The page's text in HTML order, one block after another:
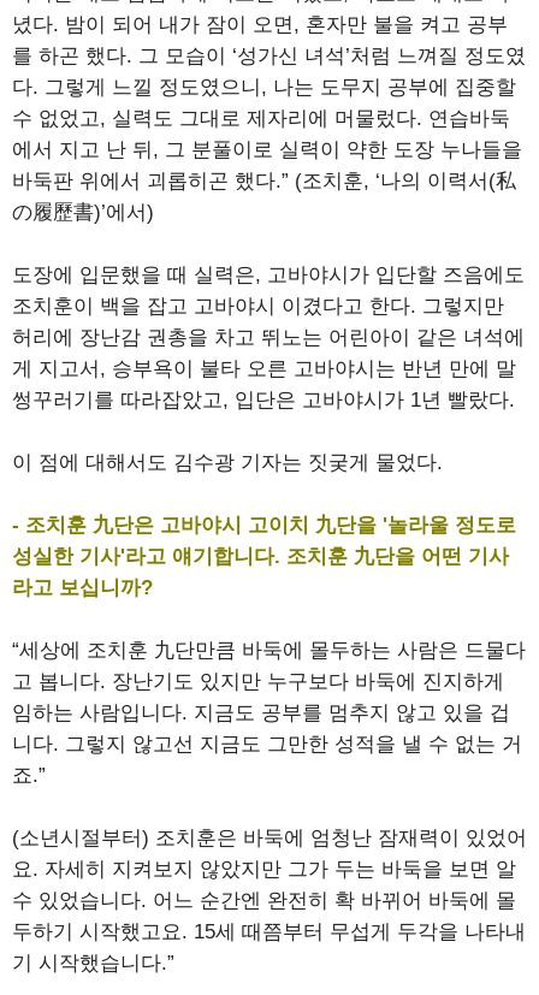
녔다. 밤이 되어 내가 잠이 오면, 혼자만 불을 켜고 공부
를 하곤 했다. 그 모습이 ‘성가신 녀석’처럼 느껴질 정도였
다. 그렇게 느낄 정도였으니, 나는 도무지 공부에 집중할
수 없었고, 실력도 그대로 제자리에 머물렀다. 연습바둑
에서 지고 난 뒤, 그 분풀이로 실력이 약한 도장 누나들을
바둑판 위에서 괴롭히곤 했다.” (조치훈, ‘나의 이력서(私
の履歷書)’에서)
도장에 입문했을 때 실력은, 고바야시가 입단할 즈음에도
조치훈이 백을 잡고 고바야시 이겼다고 한다. 그렇지만
허리에 장난감 권총을 차고 뛰노는 어린아이 같은 녀석에
게 지고서, 승부욕이 불타 오른 고바야시는 반년 만에 말
썽꾸러기를 따라잡았고, 입단은 고바야시가 1년 빨랐다.
이 점에 대해서도 김수광 기자는 짓궂게 물었다.
- 조치훈 九단은 고바야시 고이치 九단을 '놀라울 정도로
성실한 기사'라고 얘기합니다. 조치훈 九단을 어떤 기사
라고 보십니까?
“세상에 조치훈 九단만큼 바둑에 몰두하는 사람은 드물다
고 봅니다. 장난기도 있지만 누구보다 바둑에 진지하게
임하는 사람입니다. 지금도 공부를 멈추지 않고 있을 겁
니다. 그렇지 않고선 지금도 그만한 성적을 낼 수 없는 거
죠.”
(소년시절부터) 조치훈은 바둑에 엄청난 잠재력이 있었어
요. 자세히 지켜보지 않았지만 그가 두는 바둑을 보면 알
수 있었습니다. 어느 순간엔 완전히 확 바뀌어 바둑에 몰
두하기 시작했고요. 15세 때쯤부터 무섭게 두각을 나타내
기 시작했습니다.”